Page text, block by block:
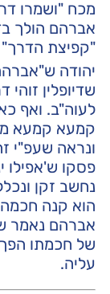
מכח "ושמרו
אברהם הולך
"קפיצת
יהודה
שדיופלין
לעוה"ב. ואף
קמעא קמעא
ונראה שעפ"י
נחשב זקן
הוא קנה
אברהם נאמר
של חכמתו הפך
עליה.